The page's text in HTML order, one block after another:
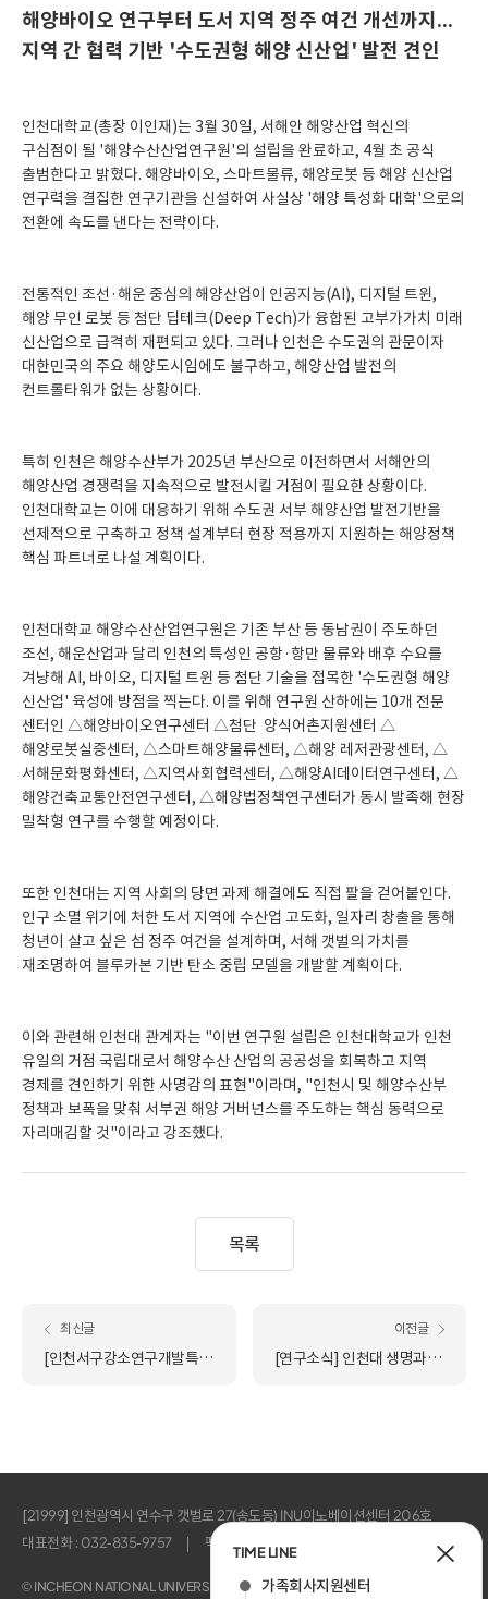
해양바이오 연구부터 도서 지역 정주 여건 개선까지...
지역 간 협력 기반 '수도권형 해양 신산업' 발전 견인
인천대학교(총장 이인재)는 3월 30일, 서해안 해양산업 혁신의
구심점이 될 '해양수산산업연구원'의 설립을 완료하고, 4월 초 공식
출범한다고 밝혔다. 해양바이오, 스마트물류, 해양로봇 등 해양 신산업
연구력을 결집한 연구기관을 신설하여 사실상 '해양 특성화 대학'으로의
전환에 속도를 낸다는 전략이다.
전통적인 조선·해운 중심의 해양산업이 인공지능(AI), 디지털 트윈,
해양 무인 로봇 등 첨단 딥테크(Deep Tech)가 융합된 고부가가치 미래
신산업으로 급격히 재편되고 있다. 그러나 인천은 수도권의 관문이자
대한민국의 주요 해양도시임에도 불구하고, 해양산업 발전의
컨트롤타워가 없는 상황이다.
특히 인천은 해양수산부가 2025년 부산으로 이전하면서 서해안의
해양산업 경쟁력을 지속적으로 발전시킬 거점이 필요한 상황이다.
인천대학교는 이에 대응하기 위해 수도권 서부 해양산업 발전기반을
선제적으로 구축하고 정책 설계부터 현장 적용까지 지원하는 해양정책
핵심 파트너로 나설 계획이다.
인천대학교 해양수산산업연구원은 기존 부산 등 동남권이 주도하던
조선, 해운산업과 달리 인천의 특성인 공항·항만 물류와 배후 수요를
겨냥해 AI, 바이오, 디지털 트윈 등 첨단 기술을 접목한 '수도권형 해양
신산업' 육성에 방점을 찍는다. 이를 위해 연구원 산하에는 10개 전문
센터인 △해양바이오연구센터 △첨단 양식어촌지원센터 △
해양로봇실증센터, △스마트해양물류센터, △해양 레저관광센터, △
서해문화평화센터, △지역사회협력센터, △해양AI데이터연구센터, △
해양건축교통안전연구센터, △해양법정책연구센터가 동시 발족해 현장
밀착형 연구를 수행할 예정이다.
또한 인천대는 지역 사회의 당면 과제 해결에도 직접 팔을 걷어붙인다.
인구 소멸 위기에 처한 도서 지역에 수산업 고도화, 일자리 창출을 통해
청년이 살고 싶은 섬 정주 여건을 설계하며, 서해 갯벌의 가치를
재조명하여 블루카본 기반 탄소 중립 모델을 개발할 계획이다.
이와 관련해 인천대 관계자는 "이번 연구원 설립은 인천대학교가 인천
유일의 거점 국립대로서 해양수산 산업의 공공성을 회복하고 지역
경제를 견인하기 위한 사명감의 표현"이라며, "인천시 및 해양수산부
정책과 보폭을 맞춰 서부권 해양 거버넌스를 주도하는 핵심 동력으로
자리매김할 것"이라고 강조했다.
목록
최신글
[인천서구강소연구개발특구사업단] 2026년 인천강소특구 특화성장 지원사업 통합공고 수혜기업 모집 안내(~26.04.28.(화)까지)
이전글
[연구소식] 인천대 생명과학부 김재광 교수 연구팀, 식물 호르몬 대사체학 통합 분석의 새 패러다임 제시
TIME LINE
가족회사지원센터
[21999] 인천광역시 연수구 갯벌로 27(송도동) INU이노베이션센터 206호
대표전화 : 032-835-9757
팩스 : 032-835-0828
© INCHEON NATIONAL UNIVERSITY. ALL RIGHTS RESERVED